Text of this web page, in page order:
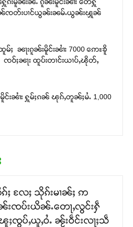
းမူၼ်းၼႆႉ ၵူၼ်းမိူင်းၼၢႆး တေႁူ
ၼ်ၸတ်းပၢင်ယွၼ်းၼမ်ႉယွၼ်းၾူၼ်
ႈ ၼႃးၵူၼ်းမိူင်းၼၢႆး 7000 ဢေႊၶိူ
ၸဝ်ႈၼႃး ထူပ်းတၢင်းယၢပ်ႇၽိုတ်ႇ
င်းၼၢႆး ႁူမ်ႈၵၼ် ၽုၵ်ႇတူၼ်ႈမႆႉ 1,000
ႈ လႄႈ သိုၵ်းမၢၼ်ႈ ဢ
းၸပ်းယိၼ်ႉတေႃႇလွင်းႁဵ
ႈၸွပ်ႇယူႇဝႆႉ ၼႂ်းဝဵင်းလႃႈသဵ